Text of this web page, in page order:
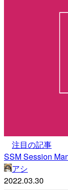
注目の記事
SSM Session
アシ
2022.03.30